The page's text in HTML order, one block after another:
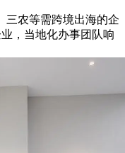
农等需跨境出海的企
，当地化办事团队响